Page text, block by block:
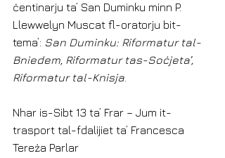
ċentinarju ta’ San Duminku minn P.
Llewwelyn Muscat fl-oratorju bit-
tema’: San Duminku: Riformatur tal-
Bniedem, Riformatur tas-Soċjeta’,
Riformatur tal-Knisja
Nhar is-Sibt 13 ta’ Frar – Jum it-
trasport tal-fdalijiet ta’ Francesca
Tereża Parlar